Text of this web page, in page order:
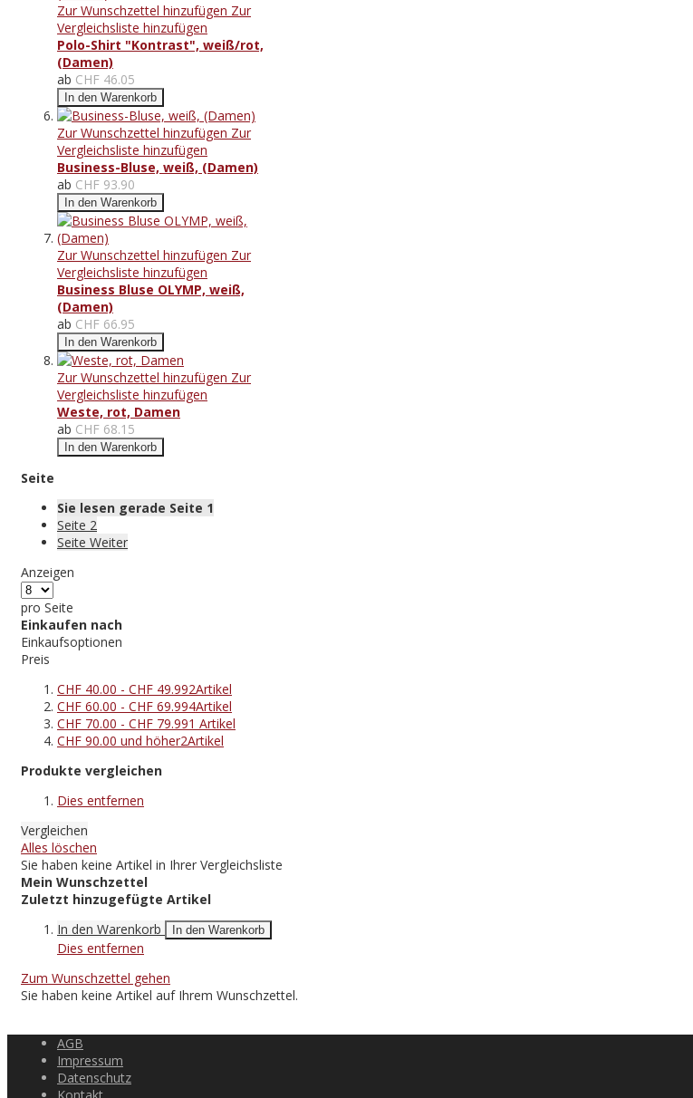
Zur Wunschzettel hinzufügen Zur
Vergleichsliste hinzufügen
Polo-Shirt "Kontrast", weiß/rot,
(Damen)
ab CHF 46.05
In den Warenkorb
Zur Wunschzettel hinzufügen Zur
Vergleichsliste hinzufügen
Business-Bluse, weiß, (Damen)
ab CHF 93.90
In den Warenkorb
Zur Wunschzettel hinzufügen Zur
Vergleichsliste hinzufügen
Business Bluse OLYMP, weiß,
(Damen)
ab CHF 66.95
In den Warenkorb
Zur Wunschzettel hinzufügen Zur
Vergleichsliste hinzufügen
Weste, rot, Damen
ab CHF 68.15
In den Warenkorb
Seite
Sie lesen gerade Seite 1
Seite 2
Seite Weiter
Anzeigen
pro Seite
Einkaufen nach
Einkaufsoptionen
Preis
CHF 40.00 - CHF 49.992Artikel
CHF 60.00 - CHF 69.994Artikel
CHF 70.00 - CHF 79.991 Artikel
CHF 90.00 und höher2Artikel
Produkte vergleichen
Dies entfernen
Vergleichen
Alles löschen
Sie haben keine Artikel in Ihrer Vergleichsliste
Mein Wunschzettel
Zuletzt hinzugefügte Artikel
In den Warenkorb
In den Warenkorb
Dies entfernen
Zum Wunschzettel gehen
Sie haben keine Artikel auf Ihrem Wunschzettel.
AGB
Impressum
Datenschutz
Kontakt